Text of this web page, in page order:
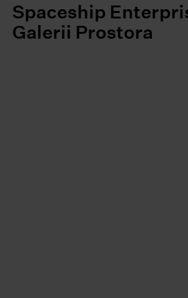
Spaceship
Galerii Prostora